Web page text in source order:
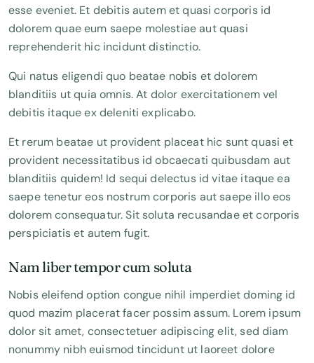
esse eveniet. Et debitis autem et quasi corporis id
dolorem quae eum saepe molestiae aut quasi
reprehenderit hic incidunt distinctio.
Qui natus eligendi quo beatae nobis et dolorem
blanditiis ut quia omnis. At dolor exercitationem vel
debitis itaque ex deleniti explicabo.
Et rerum beatae ut provident placeat hic sunt quasi et
provident necessitatibus id obcaecati quibusdam aut
blanditiis quidem! Id sequi delectus id vitae itaque ea
saepe tenetur eos nostrum corporis aut saepe illo eos
dolorem consequatur. Sit soluta recusandae et corporis
perspiciatis et autem fugit.
Nam liber tempor cum soluta
Nobis eleifend option congue nihil imperdiet doming id
quod mazim placerat facer possim assum. Lorem ipsum
dolor sit amet, consectetuer adipiscing elit, sed diam
nonummy nibh euismod tincidunt ut laoreet dolore